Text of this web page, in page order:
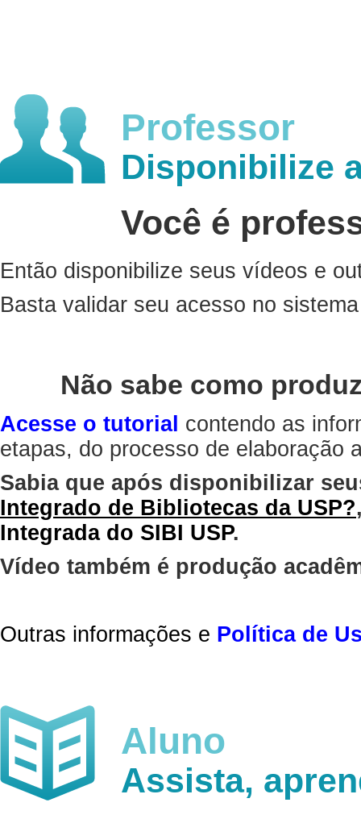
Professor
Disponibilize
Você é
Então disponibilize seus vídeos e
Basta validar seu acesso no
Não sabe como
Acesse o tutorial contendo as
etapas, do processo de elaboração
Sabia que após disponibilizar
Integrado de Bibliotecas da USP?
Integrada do SIBI USP.
Vídeo também é produção
Outras informações e Política de
Aluno
Assista,